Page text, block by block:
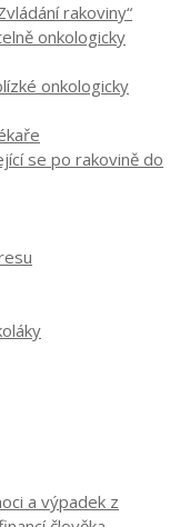
rakoviny“
onkologicky
onkologicky
se po rakovině do
a výpadek z